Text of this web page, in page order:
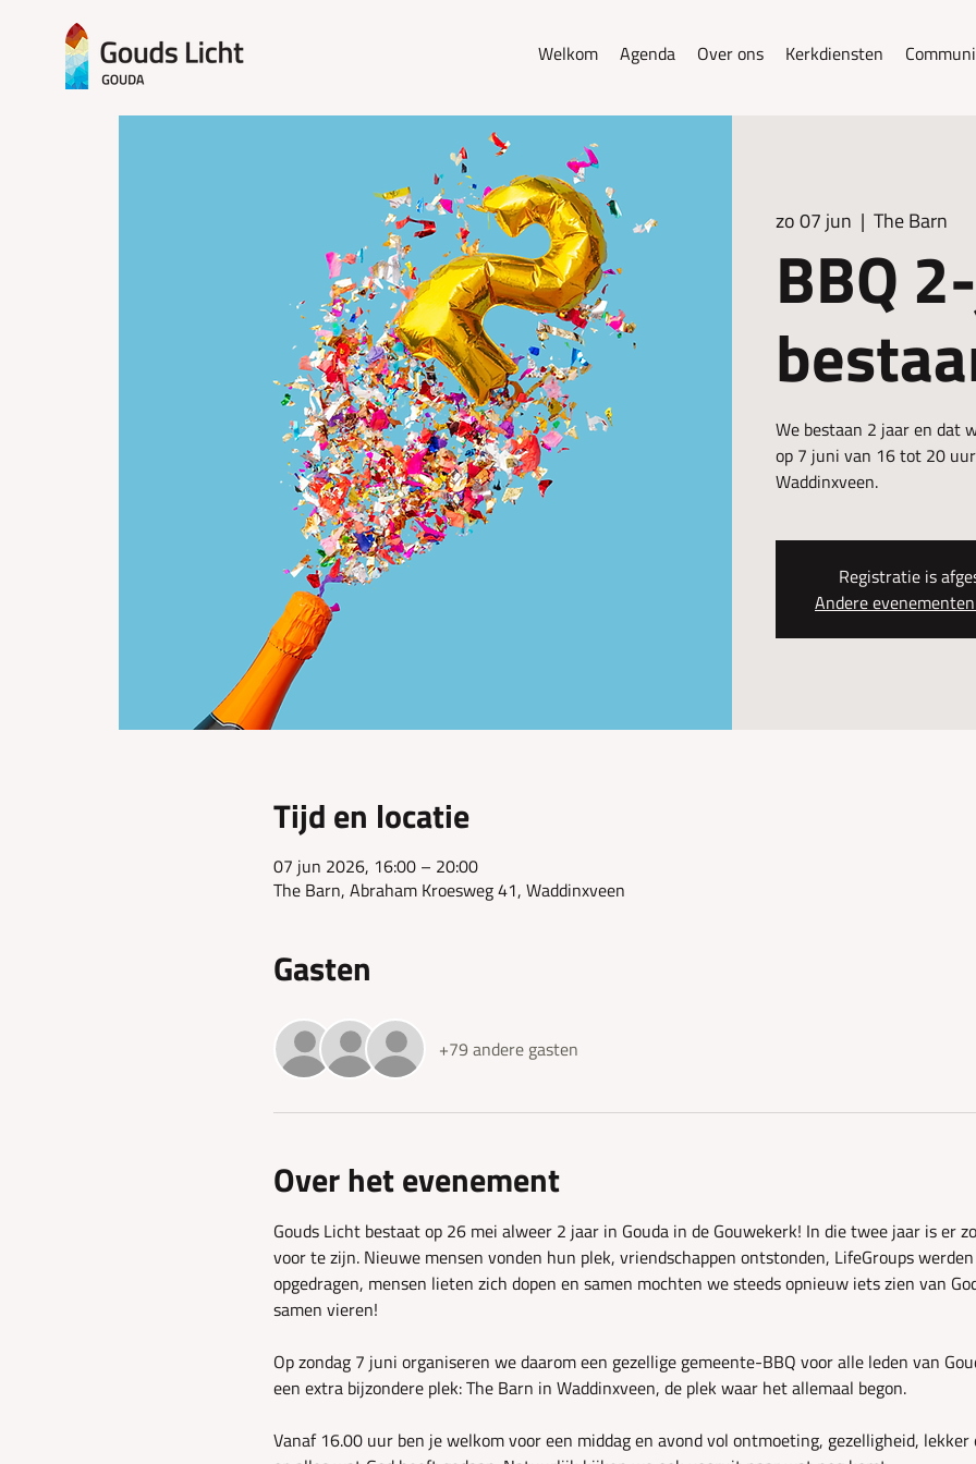
Welkom Agenda Over ons Kerkdiensten
zo 07 jun
  |
The Barn
BBQ
We bestaan 2 jaar en dat
op 7 juni van 16 tot 20
Waddinxveen.
Registratie is
Andere
Tijd en locatie
07 jun 2026, 16:00 – 20:00
The Barn, Abraham Kroesweg 41, Waddinxveen
Gasten
+79 andere gasten
Over het evenement
Gouds Licht bestaat op 26 mei alweer 2 jaar in Gouda in de Gouwekerk! In die twee jaar is er
voor te zijn. Nieuwe mensen vonden hun plek, vriendschappen ontstonden, LifeGroups
opgedragen, mensen lieten zich dopen en samen mochten we steeds opnieuw iets zien van
samen vieren!
Op zondag 7 juni organiseren we daarom een gezellige gemeente-BBQ voor alle leden van
een extra bijzondere plek: The Barn in Waddinxveen, de plek waar het allemaal begon.
Vanaf 16.00 uur ben je welkom voor een middag en avond vol ontmoeting, gezelligheid,